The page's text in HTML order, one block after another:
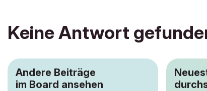
Keine Antwort
Andere Beiträge
im Board ansehen